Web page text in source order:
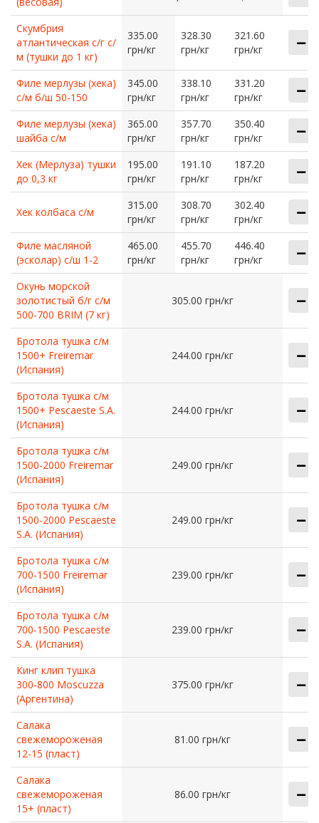
Скумбрия
атлантическая с/г с/
м (тушки до 1 кг)
335.00
грн/кг
328.30
грн/кг
321.60
грн/кг
Филе мерлузы (хека)
с/м б/ш 50-150
345.00
грн/кг
338.10
грн/кг
331.20
грн/кг
Филе мерлузы (хека)
шайба с/м
365.00
грн/кг
357.70
грн/кг
350.40
грн/кг
Хек (Мерлуза) тушки
до 0,3 кг
195.00
грн/кг
191.10
грн/кг
187.20
грн/кг
Хек колбаса с/м
315.00
грн/кг
308.70
грн/кг
302.40
грн/кг
Филе масляной
(эсколар) с/ш 1-2
465.00
грн/кг
455.70
грн/кг
446.40
грн/кг
Окунь морской
золотистый б/г с/м
500-700 BRIM (7 кг)
305.00 грн/кг
Бротола тушка с/м
1500+ Freiremar
(Испания)
244.00 грн/кг
Бротола тушка с/м
1500+ Pescaeste S.A.
(Испания)
244.00 грн/кг
Бротола тушка с/м
1500-2000 Freiremar
(Испания)
249.00 грн/кг
Бротола тушка с/м
1500-2000 Pescaeste
S.A. (Испания)
249.00 грн/кг
Бротола тушка с/м
700-1500 Freiremar
(Испания)
239.00 грн/кг
Бротола тушка с/м
700-1500 Pescaeste
S.A. (Испания)
239.00 грн/кг
Кинг клип тушка
300-800 Moscuzza
(Аргентина)
375.00 грн/кг
Салака
свежемороженая
12-15 (пласт)
81.00 грн/кг
Салака
свежемороженая
15+ (пласт)
86.00 грн/кг